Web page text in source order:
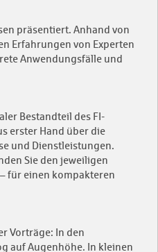
präsentiert. Anhand von
Erfahrungen von Experten
Anwendungsfälle und
Bestandteil des FI-
erster Hand über die
und Dienstleistungen.
Sie den jeweiligen
für einen kompakteren
Vorträge: In den
auf Augenhöhe. In kleinen